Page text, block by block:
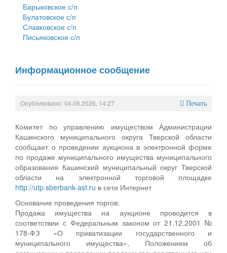
Барыковское с/п
Булатовское с/п
Славковское с/п
Письяковское с/п
Информационное сообщение
Опубликовано: 04.06.2026, 14:27 Печать
Комитет по управлению имуществом Администрации
Кашинского муниципального округа Тверской области
сообщает о проведении аукциона в электронной форме
по продаже муниципального имущества муниципального
образования Кашинский муниципальный округ Тверской
области на электронной торговой площадке
http://utp.sberbank-ast.ru в сети Интернет
Основание проведения торгов:
Продажа имущества на аукционе проводится в
соответствии с Федеральным законом от 21.12.2001 №
178-ФЗ «О приватизации государственного и
муниципального имущества», Положением об